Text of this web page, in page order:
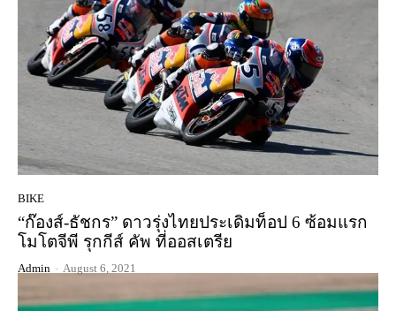
BIKE
“ก๊องส์-ธัชกร” ดาวรุ่งไทยประเดิมท็อป 6 ซ้อมแรก
โมโตจีพี รุกกีส์ คัพ ที่ออสเตรีย
Admin - August 6, 2021